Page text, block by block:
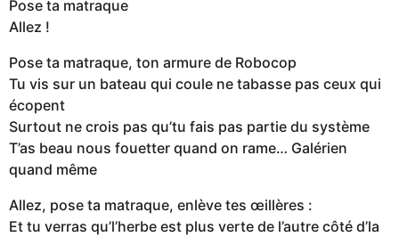
Pose ta matraque
Allez !
Pose ta matraque, ton armure de Robocop
Tu vis sur un bateau qui coule ne tabasse pas ceux qui
écopent
Surtout ne crois pas qu’tu fais pas partie du système
T’as beau nous fouetter quand on rame… Galérien
quand même
Allez, pose ta matraque, enlève tes œillères :
Et tu verras qu’l’herbe est plus verte de l’autre côté d’la